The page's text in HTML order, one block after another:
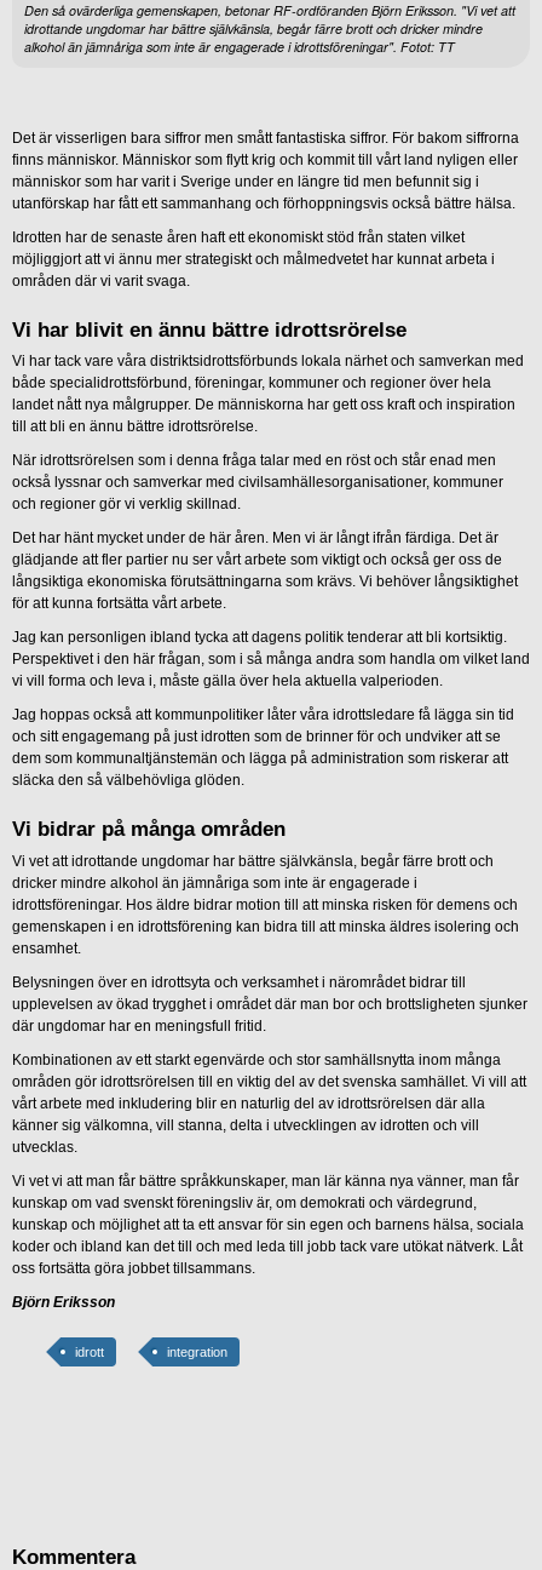
Den så ovärderliga gemenskapen, betonar RF-ordföranden Björn Eriksson. "Vi vet att
idrottande ungdomar har bättre självkänsla, begår färre brott och dricker mindre
alkohol än jämnåriga som inte är engagerade i idrottsföreningar". Fotot: TT
Det är visserligen bara siffror men smått fantastiska siffror. För bakom siffrorna
finns människor. Människor som flytt krig och kommit till vårt land nyligen eller
människor som har varit i Sverige under en längre tid men befunnit sig i
utanförskap har fått ett sammanhang och förhoppningsvis också bättre hälsa.
Idrotten har de senaste åren haft ett ekonomiskt stöd från staten vilket
möjliggjort att vi ännu mer strategiskt och målmedvetet har kunnat arbeta i
områden där vi varit svaga.
Vi har blivit en ännu bättre idrottsrörelse
Vi har tack vare våra distriktsidrottsförbunds lokala närhet och samverkan med
både specialidrottsförbund, föreningar, kommuner och regioner över hela
landet nått nya målgrupper. De människorna har gett oss kraft och inspiration
till att bli en ännu bättre idrottsrörelse.
När idrottsrörelsen som i denna fråga talar med en röst och står enad men
också lyssnar och samverkar med civilsamhällesorganisationer, kommuner
och regioner gör vi verklig skillnad.
Det har hänt mycket under de här åren. Men vi är långt ifrån färdiga. Det är
glädjande att fler partier nu ser vårt arbete som viktigt och också ger oss de
långsiktiga ekonomiska förutsättningarna som krävs. Vi behöver långsiktighet
för att kunna fortsätta vårt arbete.
Jag kan personligen ibland tycka att dagens politik tenderar att bli kortsiktig.
Perspektivet i den här frågan, som i så många andra som handla om vilket land
vi vill forma och leva i, måste gälla över hela aktuella valperioden.
Jag hoppas också att kommunpolitiker låter våra idrottsledare få lägga sin tid
och sitt engagemang på just idrotten som de brinner för och undviker att se
dem som kommunaltjänstemän och lägga på administration som riskerar att
släcka den så välbehövliga glöden.
Vi bidrar på många områden
Vi vet att idrottande ungdomar har bättre självkänsla, begår färre brott och
dricker mindre alkohol än jämnåriga som inte är engagerade i
idrottsföreningar. Hos äldre bidrar motion till att minska risken för demens och
gemenskapen i en idrottsförening kan bidra till att minska äldres isolering och
ensamhet.
Belysningen över en idrottsyta och verksamhet i närområdet bidrar till
upplevelsen av ökad trygghet i området där man bor och brottsligheten sjunker
där ungdomar har en meningsfull fritid.
Kombinationen av ett starkt egenvärde och stor samhällsnytta inom många
områden gör idrottsrörelsen till en viktig del av det svenska samhället. Vi vill att
vårt arbete med inkludering blir en naturlig del av idrottsrörelsen där alla
känner sig välkomna, vill stanna, delta i utvecklingen av idrotten och vill
utvecklas.
Vi vet vi att man får bättre språkkunskaper, man lär känna nya vänner, man får
kunskap om vad svenskt föreningsliv är, om demokrati och värdegrund,
kunskap och möjlighet att ta ett ansvar för sin egen och barnens hälsa, sociala
koder och ibland kan det till och med leda till jobb tack vare utökat nätverk. Låt
oss fortsätta göra jobbet tillsammans.
Björn Eriksson
idrott integration
Kommentera